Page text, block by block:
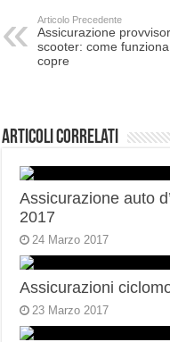
Articolo Precedente
Assicurazione
scooter: come
copre
Articoli correlati
Assicurazione auto
2017
24 Marzo 2017
Assicurazioni
23 Marzo 2017